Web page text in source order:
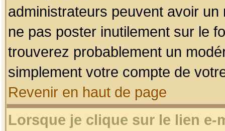
administrateurs peuvent avoir
ne pas poster inutilement sur le
trouverez probablement un
simplement votre compte de
Revenir en haut de page
Lorsque je clique sur le lien